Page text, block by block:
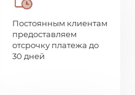
Постоянным клиентам
предоставляем
отсрочку платежа до
30 дней